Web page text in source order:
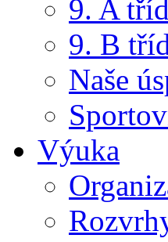
9. A
9. B
Naše
Výuka